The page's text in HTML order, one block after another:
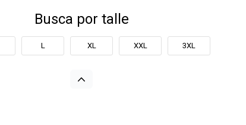
Busca por talle
L XL XXL 3XL